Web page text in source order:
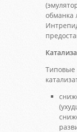
обманка
Типовые